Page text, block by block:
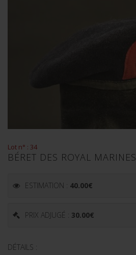
Lot n° : 34
BÉRET DES ROYAL MARINES
ESTIMATION : 40.00€
PRIX ADJUGÉ : 30.00€
DÉTAILS :